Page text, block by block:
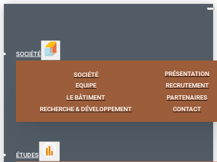
SOCIÉTÉ
SOCIÉTÉ
PRÉSENTATION
EQUIPE
RECRUTEMENT
LE BÂTIMENT
PARTENAIRES
RECHERCHE & DÉVELOPPEMENT
CONTACT
ÉTUDES